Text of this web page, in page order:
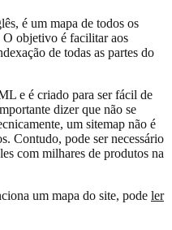
é um mapa de todos os
O objetivo é facilitar aos
de todas as partes do
e é criado para ser fácil de
dizer que não se
um sitemap não é
Contudo, pode ser necessário
com milhares de produtos na
um mapa do site, pode ler